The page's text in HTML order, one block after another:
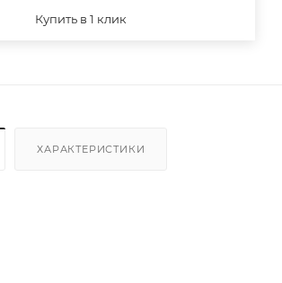
Купить в 1 клик
ХАРАКТЕРИСТИКИ